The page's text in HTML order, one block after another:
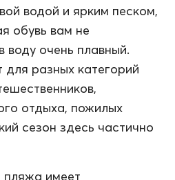
водой и ярким песком,
обувь вам не
воду очень плавный.
разных категорий
отдыха, пожилых
сезон здесь частично
пляжа имеет